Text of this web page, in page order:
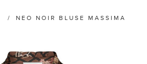
/ NEO NOIR BLUSE MASSIMA